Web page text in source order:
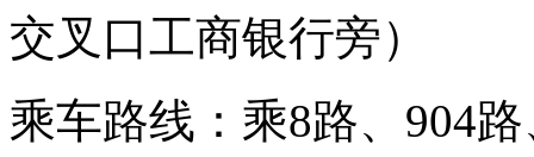
交叉口工商银行旁）
乘车路线：乘8路、904